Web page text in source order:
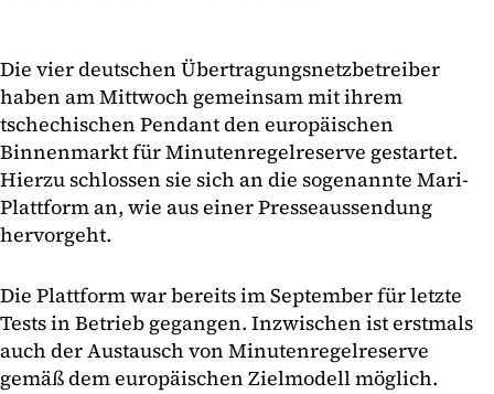
Die vier deutschen Übertragungsnetzbetreiber
haben am Mittwoch gemeinsam mit ihrem
tschechischen Pendant den europäischen
Binnenmarkt für Minutenregelreserve gestartet.
Hierzu schlossen sie sich an die sogenannte Mari-
Plattform an, wie aus einer Presseaussendung
hervorgeht.
Die Plattform war bereits im September für letzte
Tests in Betrieb gegangen. Inzwischen ist erstmals
auch der Austausch von Minutenregelreserve
gemäß dem europäischen Zielmodell möglich.